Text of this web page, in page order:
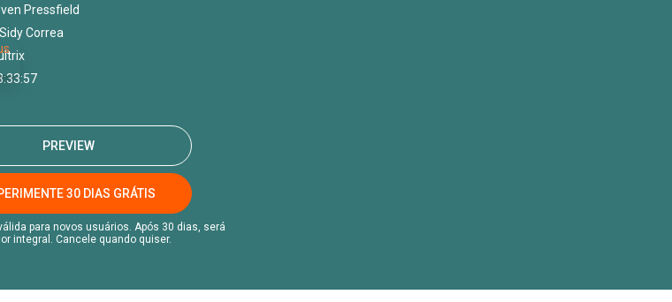
Pressfield
Sidy Correa
PREVIEW
30 DIAS GRÁTIS
para novos usuários. Após 30 dias, será
integral. Cancele quando quiser.